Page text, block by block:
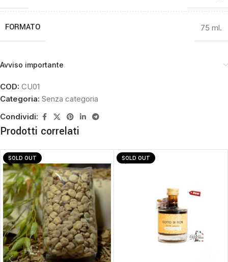
FORMATO 75 ml.
Avviso importante
COD: CU01
Categoria: Senza categoria
Condividi:
Prodotti correlati
SOLD OUT SOLD OUT